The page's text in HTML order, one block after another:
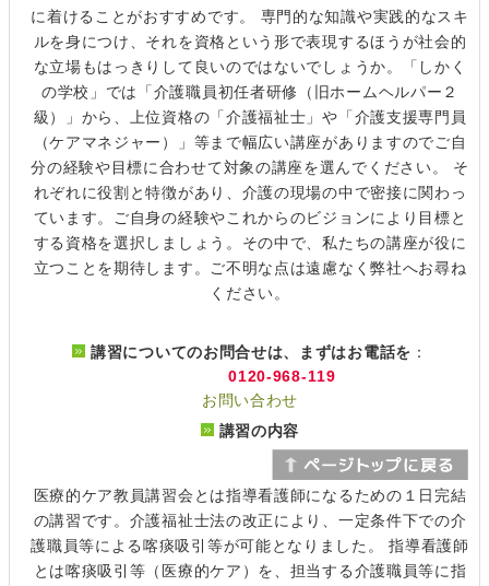
に着けることがおすすめです。 専門的な知識や実践的なスキ
ルを身につけ、それを資格という形で表現するほうが社会的
な立場もはっきりして良いのではないでしょうか。「しかく
の学校」では「介護職員初任者研修（旧ホームヘルパー２
級）」から、上位資格の「介護福祉士」や「介護支援専門員
（ケアマネジャー）」等まで幅広い講座がありますのでご自
分の経験や目標に合わせて対象の講座を選んでください。 そ
れぞれに役割と特徴があり、介護の現場の中で密接に関わっ
ています。ご自身の経験やこれからのビジョンにより目標と
する資格を選択しましょう。その中で、私たちの講座が役に
立つことを期待します。ご不明な点は遠慮なく弊社へお尋ね
ください。
講習についてのお問合せは、まずはお電話を ：
0120-968-119
お問い合わせ
講習の内容
医療的ケア教員講習会とは指導看護師になるための１日完結
の講習です。介護福祉士法の改正により、一定条件下での介
護職員等による喀痰吸引等が可能となりました。 指導看護師
とは喀痰吸引等（医療的ケア）を、担当する介護職員等に指